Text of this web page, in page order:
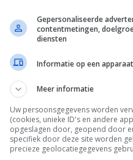
Gepersonaliseerde
contentmetingen,
diensten
Informatie op een
Meer informatie
Uw persoonsgegevens worden
(cookies, unieke ID's en andere
opgeslagen door, geopend door
specifiek door deze site worden
precieze geolocatiegegevens